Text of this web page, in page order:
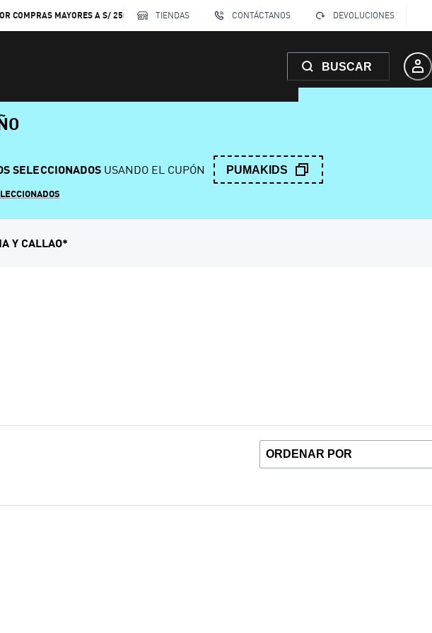
COMPRAS MAYORES A S/ 250 TIENDAS CONTÁCTANOS DEVOLUCIONES
BUSCAR
SELECCIONADOSUSANDO EL CUPÓN PUMAKIDS
Y CALLAO*